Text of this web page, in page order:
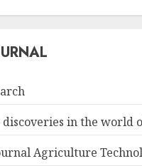
discoveries in the world
Agriculture